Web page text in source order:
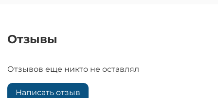
Отзывы
Отзывов еще никто не оставлял
Написать отзыв